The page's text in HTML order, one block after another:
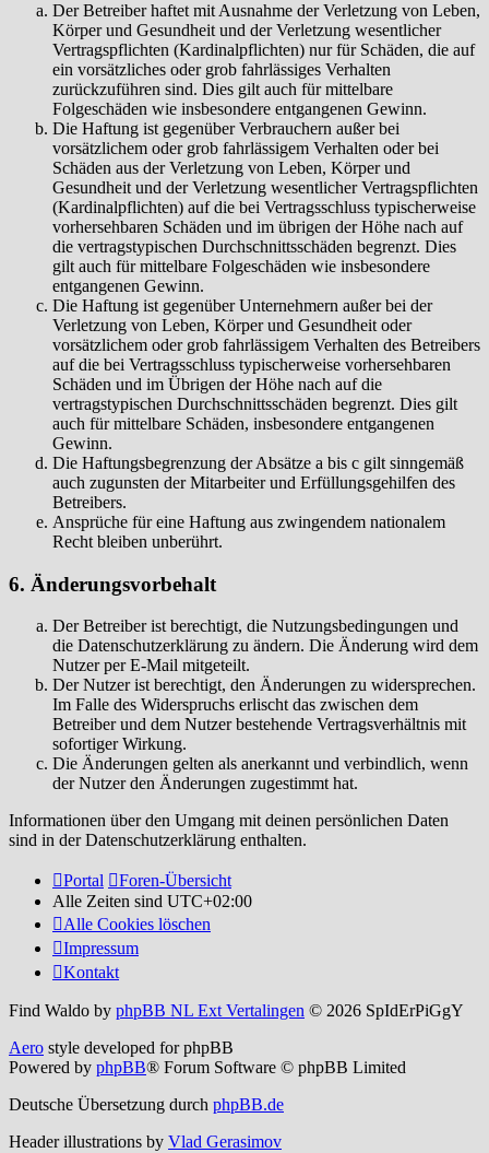
Der Betreiber haftet mit Ausnahme der Verletzung von Leben,
Körper und Gesundheit und der Verletzung wesentlicher
Vertragspflichten (Kardinalpflichten) nur für Schäden, die auf
ein vorsätzliches oder grob fahrlässiges Verhalten
zurückzuführen sind. Dies gilt auch für mittelbare
Folgeschäden wie insbesondere entgangenen Gewinn.
Die Haftung ist gegenüber Verbrauchern außer bei
vorsätzlichem oder grob fahrlässigem Verhalten oder bei
Schäden aus der Verletzung von Leben, Körper und
Gesundheit und der Verletzung wesentlicher Vertragspflichten
(Kardinalpflichten) auf die bei Vertragsschluss typischerweise
vorhersehbaren Schäden und im übrigen der Höhe nach auf
die vertragstypischen Durchschnittsschäden begrenzt. Dies
gilt auch für mittelbare Folgeschäden wie insbesondere
entgangenen Gewinn.
Die Haftung ist gegenüber Unternehmern außer bei der
Verletzung von Leben, Körper und Gesundheit oder
vorsätzlichem oder grob fahrlässigem Verhalten des Betreibers
auf die bei Vertragsschluss typischerweise vorhersehbaren
Schäden und im Übrigen der Höhe nach auf die
vertragstypischen Durchschnittsschäden begrenzt. Dies gilt
auch für mittelbare Schäden, insbesondere entgangenen
Gewinn.
Die Haftungsbegrenzung der Absätze a bis c gilt sinngemäß
auch zugunsten der Mitarbeiter und Erfüllungsgehilfen des
Betreibers.
Ansprüche für eine Haftung aus zwingendem nationalem
Recht bleiben unberührt.
6. Änderungsvorbehalt
Der Betreiber ist berechtigt, die Nutzungsbedingungen und
die Datenschutzerklärung zu ändern. Die Änderung wird dem
Nutzer per E-Mail mitgeteilt.
Der Nutzer ist berechtigt, den Änderungen zu widersprechen.
Im Falle des Widerspruchs erlischt das zwischen dem
Betreiber und dem Nutzer bestehende Vertragsverhältnis mit
sofortiger Wirkung.
Die Änderungen gelten als anerkannt und verbindlich, wenn
der Nutzer den Änderungen zugestimmt hat.
Informationen über den Umgang mit deinen persönlichen Daten
sind in der Datenschutzerklärung enthalten.
Portal
Foren-Übersicht
Alle Zeiten sind UTC+02:00
Alle Cookies löschen
Impressum
Kontakt
Find Waldo by phpBB NL Ext Vertalingen © 2026 SpIdErPiGgY
Aero style developed for phpBB
Powered by phpBB® Forum Software © phpBB Limited
Deutsche Übersetzung durch phpBB.de
Header illustrations by Vlad Gerasimov